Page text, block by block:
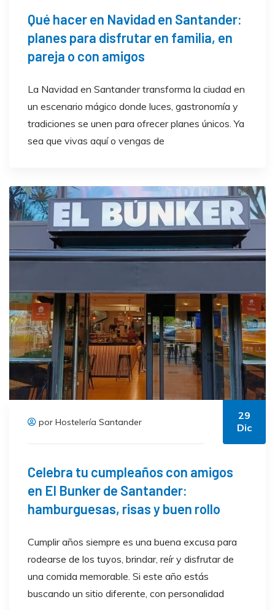
Qué hacer en Navidad en Santander:
planes para disfrutar en familia, en
pareja o con amigos
La Navidad en Santander transforma la ciudad en
un escenario mágico donde luces, gastronomía y
tradiciones se unen para ofrecer planes únicos. Ya
sea que vivas aquí o vengas de
por Hostelería Santander
29
Dic
Celebra tu cumpleaños con amigos
en El Bunker de Santander:
hamburguesas, risas y buen rollo
Cumplir años siempre es una buena excusa para
rodearse de los tuyos, brindar, reír y disfrutar de
una comida memorable. Si este año estás
buscando un sitio diferente, con personalidad